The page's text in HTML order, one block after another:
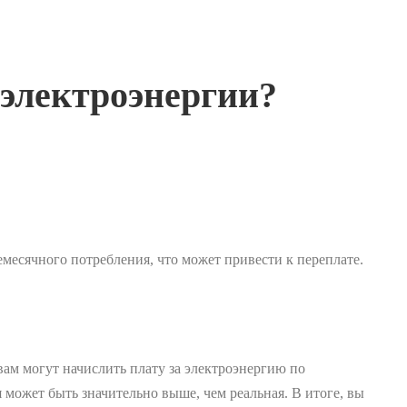
потребления, что может привести к переплате.
могут начислить плату за электроэнергию по
может быть значительно выше, чем реальная. В итоге, вы